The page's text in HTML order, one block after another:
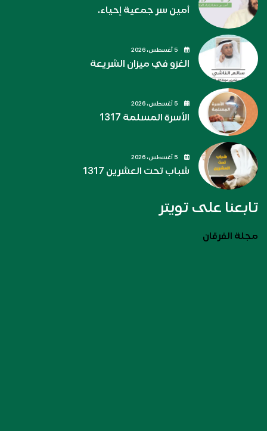
أمين سر جمعية إحياء.
الغزو في ميزان الشريعة
الأسرة المسلمة 1317
شباب تحت العشرين 1317
تابعنا على تويتر
مجلة الفرقان